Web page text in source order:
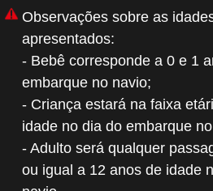
Observações sobre as
apresentados:
- Bebê corresponde a 0 e 1
embarque no navio;
- Criança estará na faixa
idade no dia do embarque
- Adulto será qualquer
ou igual a 12 anos de idade